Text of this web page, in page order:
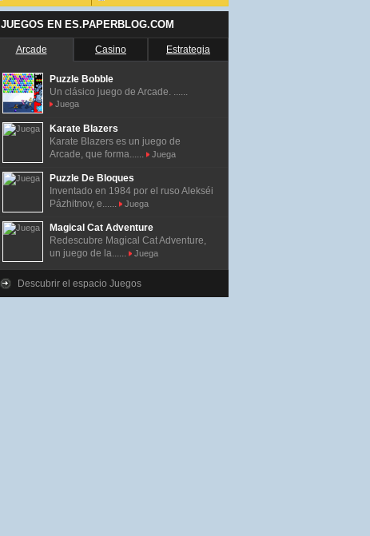
JUEGOS EN ES.PAPERBLOG.COM
Arcade Casino Estrategia
Puzzle Bobble
Un clásico juego de Arcade. ......
Juega
Karate Blazers
Karate Blazers es un juego de
Arcade, que forma......
Juega
Puzzle De Bloques
Inventado en 1984 por el ruso Alekséi
Pázhitnov, e......
Juega
Magical Cat Adventure
Redescubre Magical Cat Adventure,
un juego de la......
Juega
Descubrir el espacio Juegos